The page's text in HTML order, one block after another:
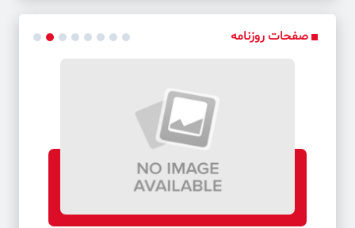
کد خبر: 17149
صفحات روزنامه